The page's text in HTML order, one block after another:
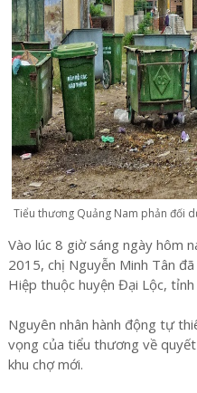
Tiểu thương Quảng Nam phản đối
Vào lúc 8 giờ sáng ngày hôm
2015, chị Nguyễn Minh Tân
Hiệp thuộc huyện Đại Lộc, tỉnh
Nguyên nhân hành động tự
vọng của tiểu thương về
khu chợ mới.